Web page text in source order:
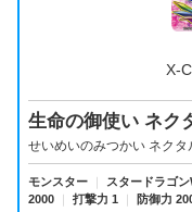
X-
生命の御使い ネク
せいめいのみつかい ネクタ
モンスター スタードラゴ
2000
打撃力 1 防御力